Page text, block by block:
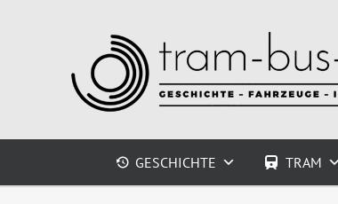
GESCHICHTE TRAM